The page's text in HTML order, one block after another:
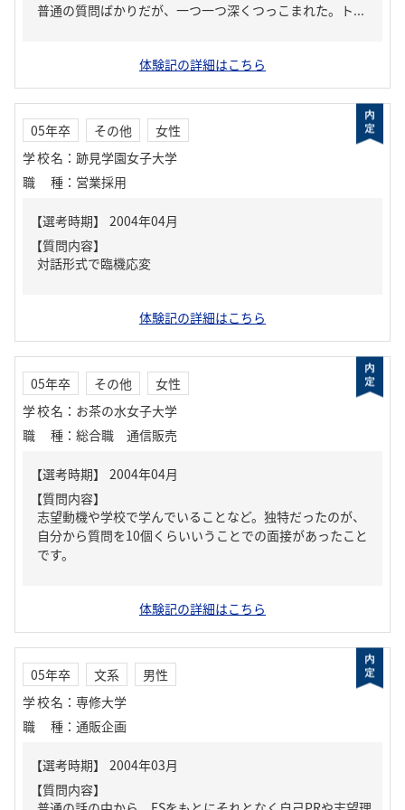
普通の質問ばかりだが、一つ一つ深くつっこまれた。ト...
体験記の詳細はこちら
05年卒 その他
女性
学校名 ： 跡見学園女子大学
職種 ： 営業採用
【質問内容】
対話形式で臨機応変
体験記の詳細はこちら
05年卒 その他
女性
学校名 ： お茶の水女子大学
職種 ： 総合職 通信販売
【質問内容】
志望動機や学校で学んでいることなど。独特だったのが、
自分から質問を10個くらいいうことでの面接があったこと
です。
体験記の詳細はこちら
05年卒 文系
男性
学校名 ： 専修大学
職種 ： 通販企画
【質問内容】